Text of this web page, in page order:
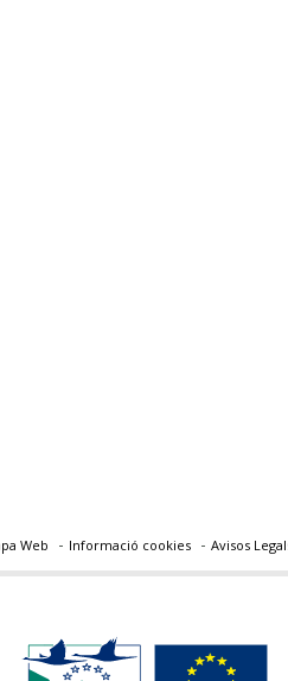
Web Informació cookies Avisos